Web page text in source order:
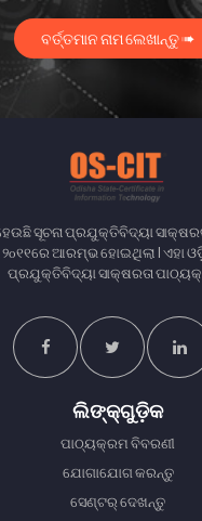
ବର୍ତ୍ତମାନ ନାମ ଲେଖାନ୍ତୁ ➠
ସୂଚନା ପ୍ରଯୁକ୍ତିବିଦ୍ୟା
୨௦୧୧ରେ ଆରମ୍ଭ ହୋଇଥିଲା I ଏହା
ପ୍ରଯୁକ୍ତିବିଦ୍ୟା ସାକ୍ଷରତା
ଲିଙ୍କ୍᠎᠎ଗୁଡ଼ିକ
ପାଠ୍ୟକ୍ରମ ବିବରଣୀ
ଯୋଗାଯୋଗ କରନ୍ତୁ
ସେଣ୍ଟର୍ ଦେଖନ୍ତୁ